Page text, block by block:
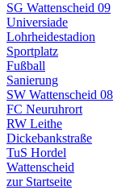
SG Wattenscheid 09
Universiade
Lohrheidestadion
Sportplatz
Fußball
Sanierung
SW Wattenscheid 08
FC Neuruhrort
RW Leithe
Dickebankstraße
TuS Hordel
Wattenscheid
zur Startseite